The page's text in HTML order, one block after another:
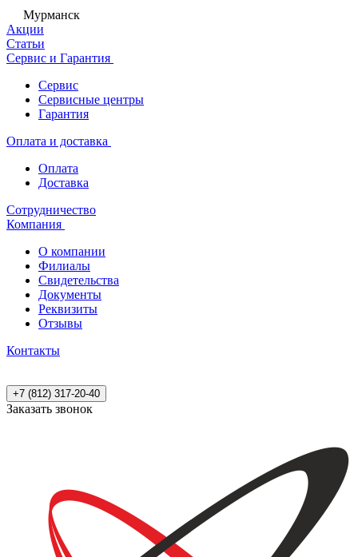
Мурманск
Акции
Статьи
Сервис и Гарантия
Сервис
Сервисные центры
Гарантия
Оплата и доставка
Оплата
Доставка
Сотрудничество
Компания
О компании
Филиалы
Свидетельства
Документы
Реквизиты
Отзывы
Контакты
+7 (812) 317-20-40
Заказать звонок